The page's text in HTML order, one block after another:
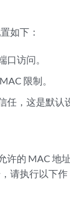
如下：
口访问。
限制。
任，这是默认
许的 MAC 地
请执行以下作